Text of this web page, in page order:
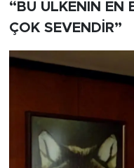
“BU ÜLKENİN EN
ÇOK SEVENDİR”